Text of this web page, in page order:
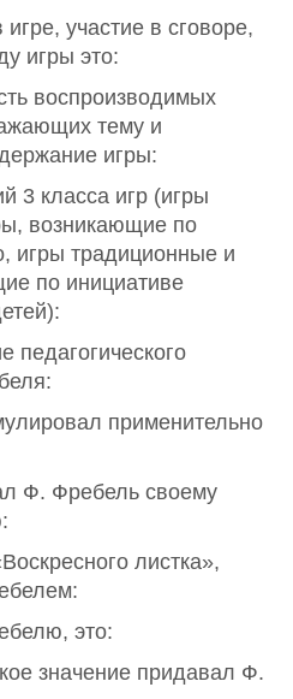
участие в сговоре,
игры это:
воспроизводимых
тему и
игры:
3 класса игр (игры
возникающие по
игры традиционные и
по инициативе
педагогического
применительно
Ф. Фребель своему
листка»,
это:
значение придавал Ф.